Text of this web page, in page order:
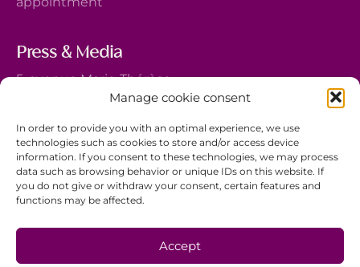
Manage cookie consent
In order to provide you with an optimal experience, we use
technologies such as cookies to store and/or access device
information. If you consent to these technologies, we may process
data such as browsing behavior or unique IDs on this website. If
you do not give or withdraw your consent, certain features and
functions may be affected.
Accept
Press & Media
5, avenue Marie-Thérèse
L-2132 Luxembourg
+352 44 743 340
comm@ewb.lu
Donate
Disclaimer